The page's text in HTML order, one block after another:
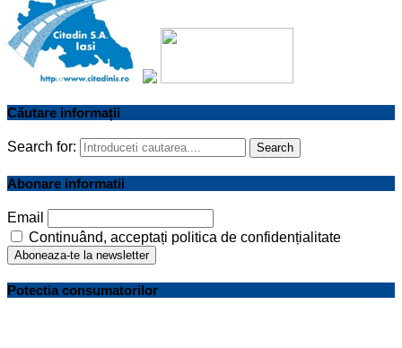
Căutare informații
Search for: Search
Abonare informatii
Email
Continuând, acceptați politica de confidențialitate
Potectia consumatorilor